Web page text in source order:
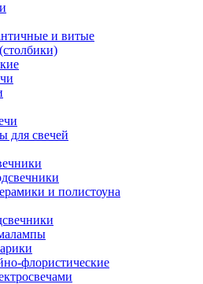
и витые
для свечей
и полистоуна
флористические